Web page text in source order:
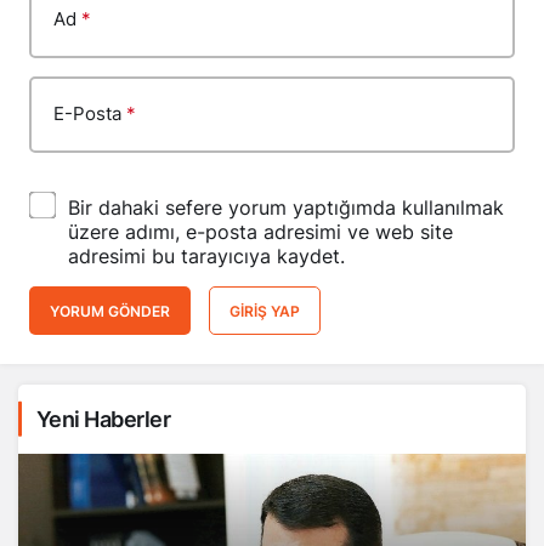
Ad *
E-Posta *
Bir dahaki sefere yorum yaptığımda kullanılmak
üzere adımı, e-posta adresimi ve web site
adresimi bu tarayıcıya kaydet.
YORUM GÖNDER GIRIŞ YAP
Yeni Haberler